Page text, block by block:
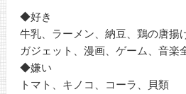
◆好き
牛乳、ラーメン、納豆、鶏の唐揚
ガジェット、漫画、ゲーム、音楽
◆嫌い
トマト、キノコ、コーラ、貝類